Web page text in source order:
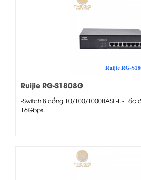
Ruijie RG-S1808G
-Switch 8 cổng 10/100/1000BASE-T. -
16Gbps.